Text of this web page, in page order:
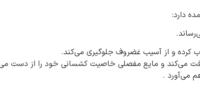
دارد:
کرده و از آسیب غضروف جلوگیری می‌کند.
افت می‌کند و مایع مفصلی خاصیت کشسانی خود را از دست
می‌آورد .